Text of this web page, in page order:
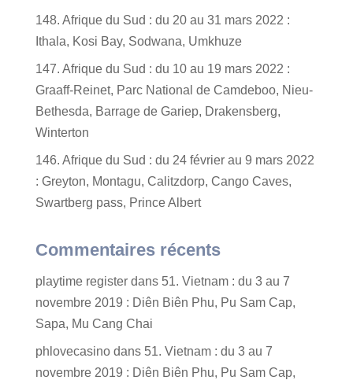
148. Afrique du Sud : du 20 au 31 mars 2022 :
Ithala, Kosi Bay, Sodwana, Umkhuze
147. Afrique du Sud : du 10 au 19 mars 2022 :
Graaff-Reinet, Parc National de Camdeboo, Nieu-
Bethesda, Barrage de Gariep, Drakensberg,
Winterton
146. Afrique du Sud : du 24 février au 9 mars 2022
: Greyton, Montagu, Calitzdorp, Cango Caves,
Swartberg pass, Prince Albert
Commentaires récents
playtime registerdans 51. Vietnam : du 3 au 7
novembre 2019 : Diên Biên Phu, Pu Sam Cap,
Sapa, Mu Cang Chai
phlovecasinodans 51. Vietnam : du 3 au 7
novembre 2019 : Diên Biên Phu, Pu Sam Cap,